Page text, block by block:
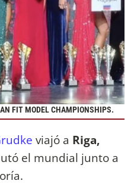
FIT MODEL CHAMPIONSHIPS.
viajó a Riga,
el mundial junto a